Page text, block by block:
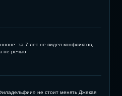
за 7 лет не видел конфликтов,
не речью
не стоит менять Джекая